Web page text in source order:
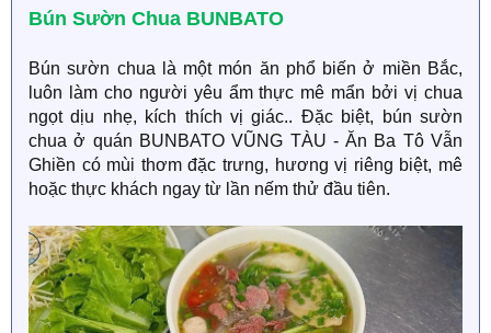
Bún Sườn Chua BUNBATO
Bún sườn chua là một món ăn phổ biến ở miền Bắc,
luôn làm cho người yêu ẩm thực mê mẩn bởi vị chua
ngọt dịu nhẹ, kích thích vị giác.. Đặc biệt, bún sườn
chua ở quán BUNBATO VŨNG TÀU - Ăn Ba Tô Vẫn
Ghiền có mùi thơm đặc trưng, hương vị riêng biệt, mê
hoặc thực khách ngay từ lần nếm thử đầu tiên.